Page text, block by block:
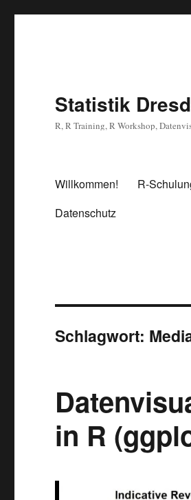
Statistik
R, R Training, R Workshop,
Willkommen! R-
Datenschutz
Schlagwort:
in R